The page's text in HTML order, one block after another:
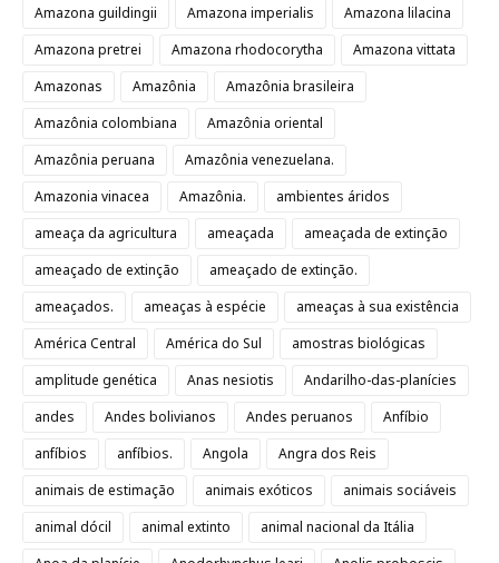
Amazona guildingii
Amazona imperialis
Amazona lilacina
Amazona pretrei
Amazona rhodocorytha
Amazona vittata
Amazonas
Amazônia
Amazônia brasileira
Amazônia colombiana
Amazônia oriental
Amazônia peruana
Amazônia venezuelana.
Amazonia vinacea
Amazônia.
ambientes áridos
ameaça da agricultura
ameaçada
ameaçada de extinção
ameaçado de extinção
ameaçado de extinção.
ameaçados.
ameaças à espécie
ameaças à sua existência
América Central
América do Sul
amostras biológicas
amplitude genética
Anas nesiotis
Andarilho-das-planícies
andes
Andes bolivianos Andes peruanos
Anfíbio
anfíbios
anfíbios. Angola
Angra dos Reis
animais de estimação
animais exóticos
animais sociáveis
animal dócil
animal extinto
animal nacional da Itália